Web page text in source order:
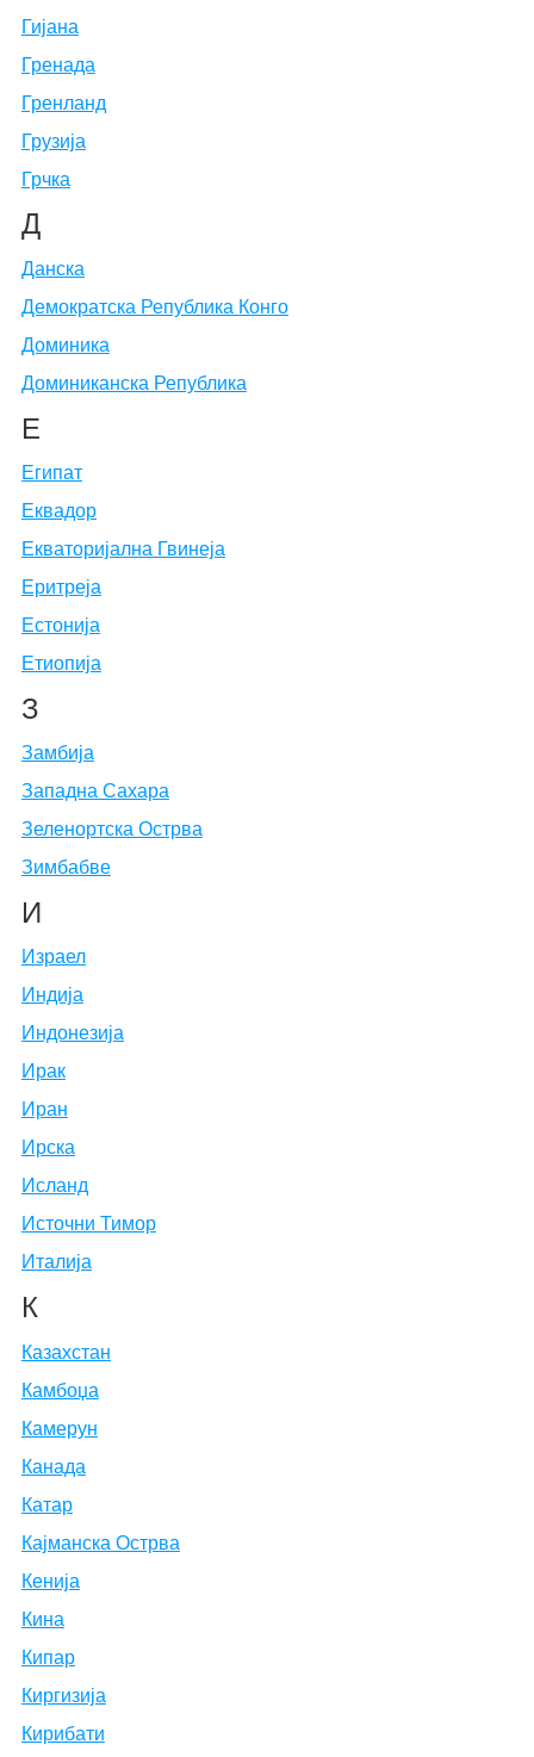
Гијана
Гренада
Гренланд
Грузија
Грчка
Д
Данска
Демократска Република Конго
Доминика
Доминиканска Република
Е
Египат
Еквадор
Екваторијална Гвинеја
Еритреја
Естонија
Етиопија
З
Замбија
Западна Сахара
Зеленортска Острва
Зимбабве
И
Израел
Индија
Индонезија
Ирак
Иран
Ирска
Исланд
Источни Тимор
Италија
К
Казахстан
Камбоџа
Камерун
Канада
Катар
Кајманска Острва
Кенија
Кина
Кипар
Киргизија
Кирибати